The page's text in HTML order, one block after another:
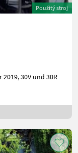
Použitý stroj
30V und 30R